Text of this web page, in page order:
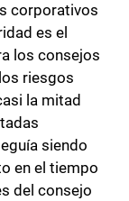
corporativos
es el
los consejos
riesgos
la mitad
siendo
en el tiempo
del consejo